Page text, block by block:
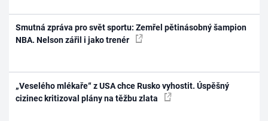
Smutná zpráva pro svět sportu: Zemřel pětinásobný šampion
NBA. Nelson zářil i jako trenér
„Veselého mlékaře“ z USA chce Rusko vyhostit. Úspěšný
cizinec kritizoval plány na těžbu zlata